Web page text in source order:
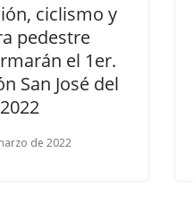
ciclismo y
pedestre
el 1er.
San José del
de 2022